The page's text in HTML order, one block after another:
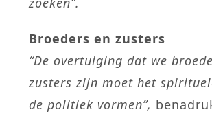
Broeders en zusters
“De overtuiging dat we
zusters zijn moet het
de politiek vormen”,